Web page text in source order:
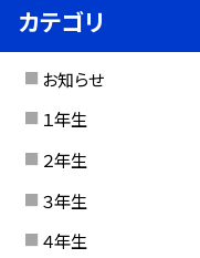
カテゴリ
お知らせ
１年生
２年生
３年生
４年生